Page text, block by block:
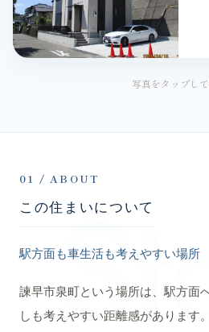
写真をタップし
01 / ABOUT
この住まいについて
駅方面も車生活も考えやすい場所
諫早市泉町という場所は、駅方面
しも考えやすい距離感があります